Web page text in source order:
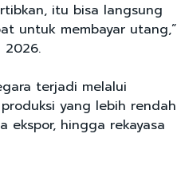
itu bisa langsung
untuk membayar utang,”
2026.
terjadi melalui
yang lebih rendah
ekspor, hingga rekayasa